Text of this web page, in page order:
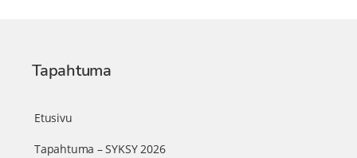
Tapahtuma
Etusivu
Tapahtuma – SYKSY 2026